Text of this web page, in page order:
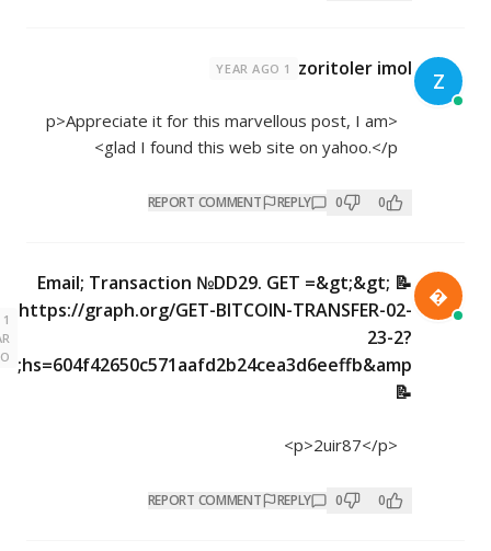
Z
zoritoler imol
1 YEAR AGO
<p>Appreciate it for this marvellous post, I am
glad I found this web site on yahoo.</p>
REPLY
REPORT COMMENT

📝 Email; Transaction №DD29. GET =&gt;&gt;
https://graph.org/GET-BITCOIN-TRANSFER-02-
23-2?
hs=604f42650c571aafd2b24cea3d6eeffb&amp;
1
YEAR
AGO
REPLY
REPORT COMMENT